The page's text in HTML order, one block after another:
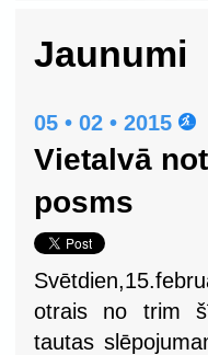
Jaunumi
05 • 02 • 2015
Vietalvā
posms
otrais no trim
tautas